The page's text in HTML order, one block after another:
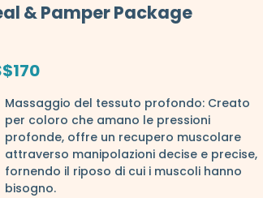
& Pamper Package
Massaggio del tessuto profondo: Creato
per coloro che amano le pressioni
profonde, offre un recupero muscolare
attraverso manipolazioni decise e precise,
fornendo il riposo di cui i muscoli hanno
bisogno.